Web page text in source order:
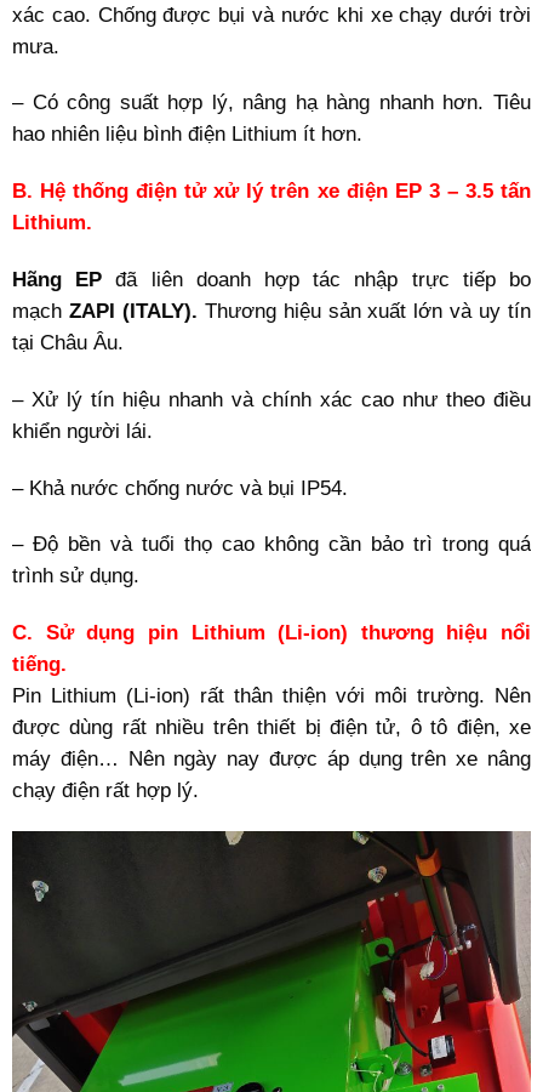
xác cao. Chống được bụi và nước khi xe chạy dưới trời
mưa.
– Có công suất hợp lý, nâng hạ hàng nhanh hơn. Tiêu
hao nhiên liệu bình điện Lithium ít hơn.
B. Hệ thống điện tử xử lý trên xe điện EP 3 – 3.5tấn
Lithium.
Hãng EP đã liên doanh hợp tác nhập trực tiếp bo
mạch ZAPI (ITALY). Thương hiệu sản xuất lớn và uy tín
tại Châu Âu.
– Xử lý tín hiệu nhanh và chính xác cao như theo điều
khiển người lái.
– Khả nước chống nước và bụi IP54.
– Độ bền và tuổi thọ cao không cần bảo trì trong quá
trình sử dụng.
C. Sử dụng pin Lithium (Li-ion) thương hiệu nổi
tiếng.
Pin Lithium (Li-ion) rất thân thiện với môi trường. Nên
được dùng rất nhiều trên thiết bị điện tử, ô tô điện, xe
máy điện… Nên ngày nay được áp dụng trên xe nâng
chạy điện rất hợp lý.